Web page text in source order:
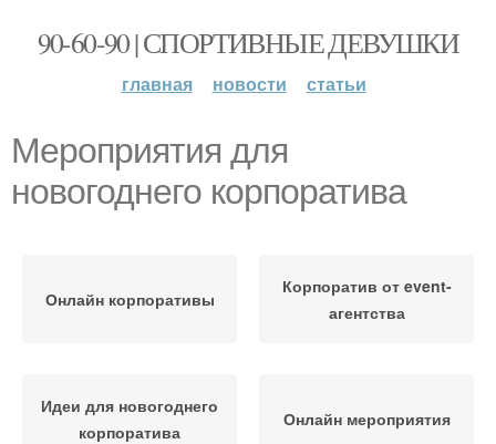
90-60-90 | СПОРТИВНЫЕ ДЕВУШКИ
главная новости статьи
Мероприятия для
новогоднего корпоратива
Онлайн корпоративы
Корпоратив от event-
агентства
Идеи для новогоднего
корпоратива
Онлайн мероприятия